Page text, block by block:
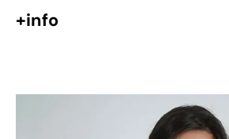
+info